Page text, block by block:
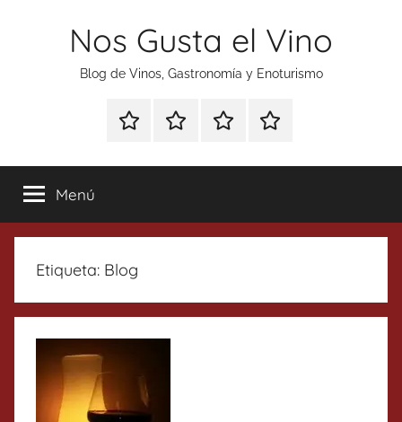
Nos Gusta el Vino
Blog de Vinos, Gastronomía y Enoturismo
Especial
Tonics
Enoturismo
Gastronomía
RankingContacto
Menú
Etiqueta: Blog